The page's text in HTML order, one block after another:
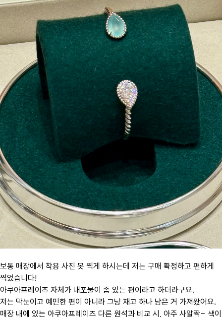
보통 매장에서 착용 사진 못 찍게 하시는데 저는 구매 확정하고 편하게
찍었습니다!
아쿠아프레이즈 자체가 내포물이 좀 있는 편이라고 하더라구요.
저는 막눈이고 예민한 편이 아니라 그냥 재고 하나 남은 거 가져왔어요.
매장 내에 있는 아쿠아프레이즈 다른 원석과 비교 시, 아주 사알짝~ 색이